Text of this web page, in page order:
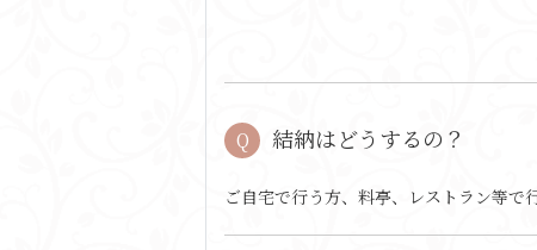
結納はどうするの？
ご自宅で行う方、料亭、レストラン等で